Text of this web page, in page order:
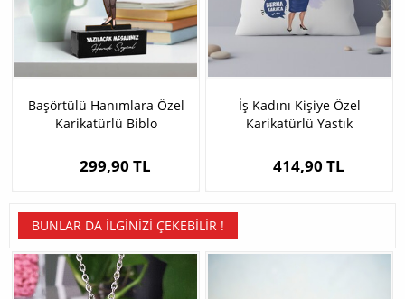
Başörtülü Hanımlara Özel
Karikatürlü Biblo
299,90 TL
İş Kadını Kişiye Özel
Karikatürlü Yastık
414,90 TL
BUNLAR DA İLGINIZI ÇEKEBILIR !